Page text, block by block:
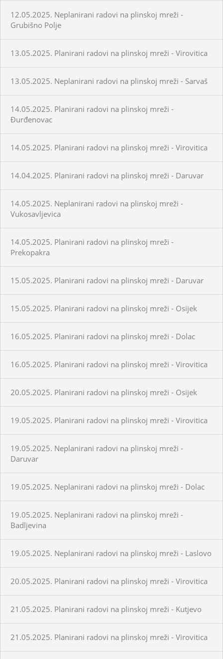
12.05.2025. Neplanirani radovi na plinskoj mreži -
Grubišno Polje
13.05.2025. Planirani radovi na plinskoj mreži - Virovitica
13.05.2025. Neplanirani radovi na plinskoj mreži - Sarvaš
14.05.2025. Planirani radovi na plinskoj mreži -
Đurđenovac
14.05.2025. Planirani radovi na plinskoj mreži - Virovitica
14.04.2025. Planirani radovi na plinskoj mreži - Daruvar
14.05.2025. Neplanirani radovi na plinskoj mreži -
Vukosavljevica
14.05.2025. Planirani radovi na plinskoj mreži -
Prekopakra
15.05.2025. Planirani radovi na plinskoj mreži - Daruvar
15.05.2025. Planirani radovi na plinskoj mreži - Osijek
16.05.2025. Planirani radovi na plinskoj mreži - Dolac
16.05.2025. Planirani radovi na plinskoj mreži - Virovitica
20.05.2025. Planirani radovi na plinskoj mreži - Osijek
19.05.2025. Planirani radovi na plinskoj mreži - Virovitica
19.05.2025. Neplanirani radovi na plinskoj mreži -
Daruvar
19.05.2025. Neplanirani radovi na plinskoj mreži - Dolac
19.05.2025. Neplanirani radovi na plinskoj mreži -
Badljevina
19.05.2025. Neplanirani radovi na plinskoj mreži - Laslovo
20.05.2025. Planirani radovi na plinskoj mreži - Virovitica
21.05.2025. Planirani radovi na plinskoj mreži - Kutjevo
21.05.2025. Planirani radovi na plinskoj mreži - Virovitica